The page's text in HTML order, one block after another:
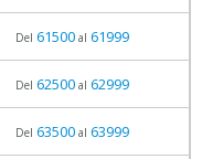
Del 61500al 61999
Del 62500al 62999
Del 63500al 63999